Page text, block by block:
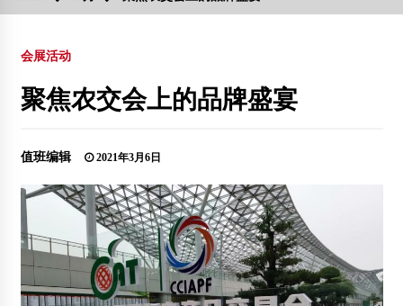
会展活动
聚焦农交会上的品牌盛宴
值班编辑 2021年3月6日